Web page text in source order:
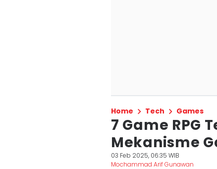
Home Tech Games
7 Game RPG
Mekanisme
03 Feb 2025, 06:35 WIB
Mochammad Arif Gunawan